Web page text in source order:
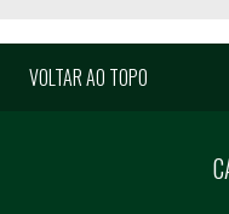
VOLTAR AO TOPO